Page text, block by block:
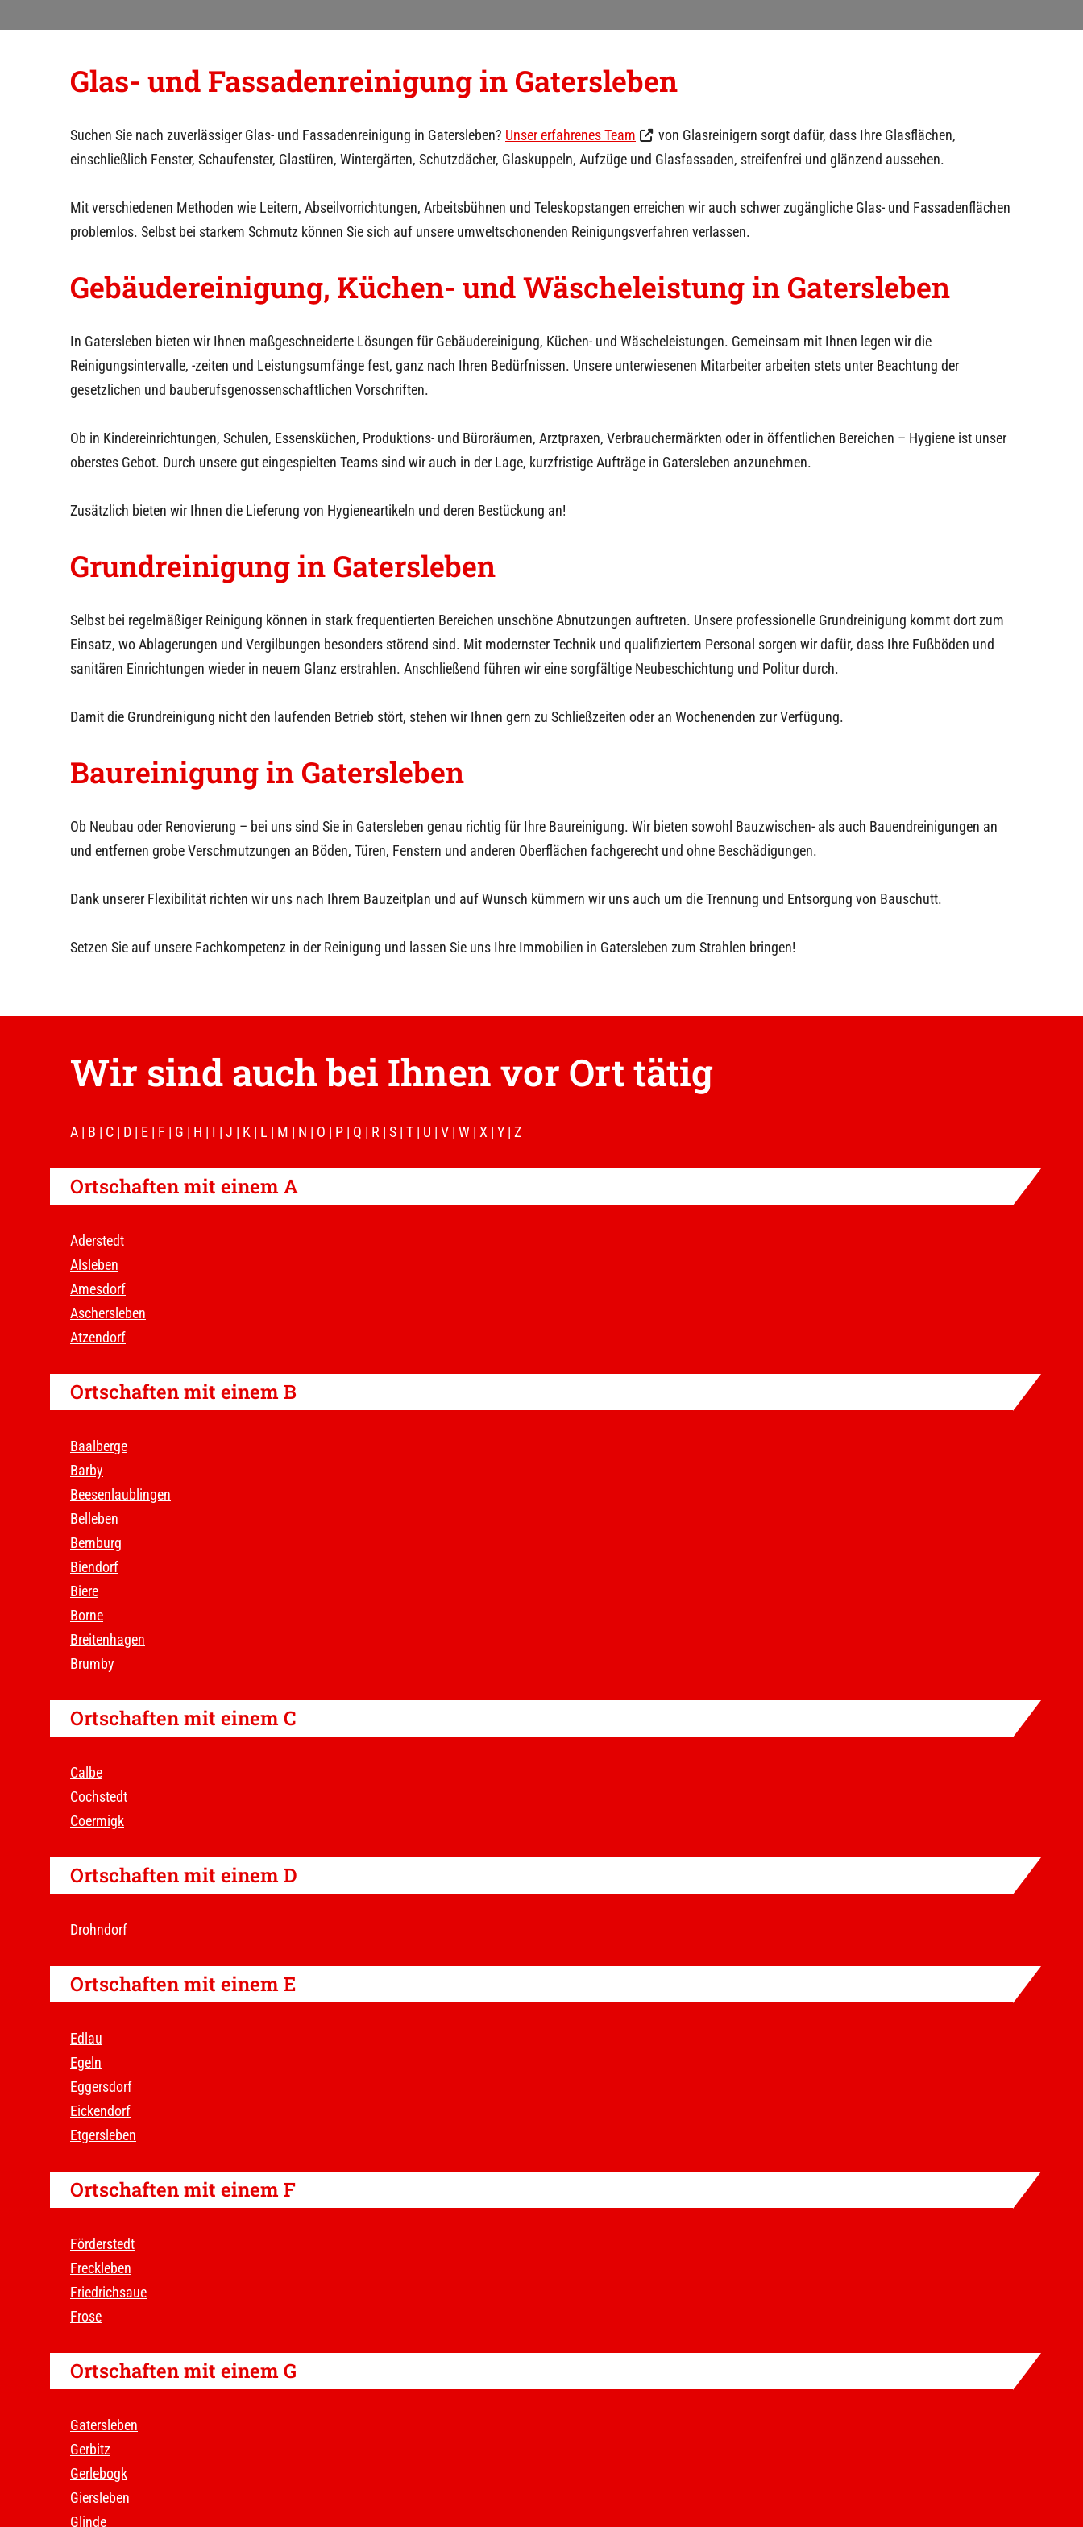
Glas- und Fassadenreinigung in Gatersleben
Suchen Sie nach zuverlässiger Glas- und Fassadenreinigung in Gatersleben? Unser erfahrenes Team
von Glasreinigern sorgt dafür, dass Ihre Glasflächen,
einschließlich Fenster, Schaufenster, Glastüren, Wintergärten, Schutzdächer, Glaskuppeln, Aufzüge und Glasfassaden, streifenfrei und glänzend aussehen.
Mit verschiedenen Methoden wie Leitern, Abseilvorrichtungen, Arbeitsbühnen und Teleskopstangen erreichen wir auch schwer zugängliche Glas- und Fassadenflächen
problemlos. Selbst bei starkem Schmutz können Sie sich auf unsere umweltschonenden Reinigungsverfahren verlassen.
Gebäudereinigung, Küchen- und Wäscheleistung in Gatersleben
In Gatersleben bieten wir Ihnen maßgeschneiderte Lösungen für Gebäudereinigung, Küchen- und Wäscheleistungen. Gemeinsam mit Ihnen legen wir die
Reinigungsintervalle, -zeiten und Leistungsumfänge fest, ganz nach Ihren Bedürfnissen. Unsere unterwiesenen Mitarbeiter arbeiten stets unter Beachtung der
gesetzlichen und bauberufsgenossenschaftlichen Vorschriften.
Ob in Kindereinrichtungen, Schulen, Essensküchen, Produktions- und Büroräumen, Arztpraxen, Verbrauchermärkten oder in öffentlichen Bereichen – Hygiene ist unser
oberstes Gebot. Durch unsere gut eingespielten Teams sind wir auch in der Lage, kurzfristige Aufträge in Gatersleben anzunehmen.
Zusätzlich bieten wir Ihnen die Lieferung von Hygieneartikeln und deren Bestückung an!
Grundreinigung in Gatersleben
Selbst bei regelmäßiger Reinigung können in stark frequentierten Bereichen unschöne Abnutzungen auftreten. Unsere professionelle Grundreinigung kommt dort zum
Einsatz, wo Ablagerungen und Vergilbungen besonders störend sind. Mit modernster Technik und qualifiziertem Personal sorgen wir dafür, dass Ihre Fußböden und
sanitären Einrichtungen wieder in neuem Glanz erstrahlen. Anschließend führen wir eine sorgfältige Neubeschichtung und Politur durch.
Damit die Grundreinigung nicht den laufenden Betrieb stört, stehen wir Ihnen gern zu Schließzeiten oder an Wochenenden zur Verfügung.
Baureinigung in Gatersleben
Ob Neubau oder Renovierung – bei uns sind Sie in Gatersleben genau richtig für Ihre Baureinigung. Wir bieten sowohl Bauzwischen- als auch Bauendreinigungen an
und entfernen grobe Verschmutzungen an Böden, Türen, Fenstern und anderen Oberflächen fachgerecht und ohne Beschädigungen.
Dank unserer Flexibilität richten wir uns nach Ihrem Bauzeitplan und auf Wunsch kümmern wir uns auch um die Trennung und Entsorgung von Bauschutt.
Setzen Sie auf unsere Fachkompetenz in der Reinigung und lassen Sie uns Ihre Immobilien in Gatersleben zum Strahlen bringen!
Wir sind auch bei Ihnen vor Ort tätig
A | B | C | D | E | F | G | H | I | J | K | L | M | N | O | P | Q | R | S | T | U | V | W | X | Y | Z
Ortschaften mit einem A
Aderstedt
Alsleben
Amesdorf
Aschersleben
Atzendorf
Ortschaften mit einem B
Baalberge
Barby
Beesenlaublingen
Belleben
Bernburg
Biendorf
Biere
Borne
Breitenhagen
Brumby
Ortschaften mit einem C
Calbe
Cochstedt
Coermigk
Ortschaften mit einem D
Drohndorf
Ortschaften mit einem E
Edlau
Egeln
Eggersdorf
Eickendorf
Etgersleben
Ortschaften mit einem F
Förderstedt
Freckleben
Friedrichsaue
Frose
Ortschaften mit einem G
Gatersleben
Gerbitz
Gerlebogk
Giersleben
Glinde